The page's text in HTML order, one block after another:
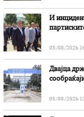
И
03/08/2026
Двајца
05/08/2026